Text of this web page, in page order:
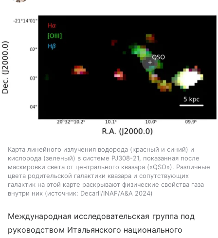
Карта линейного излучения водорода (красный и синий) и
кислорода (зеленый) в системе PJ308-21, показанная после
маскировки света от центрального квазара («QSO»). Различные
цвета родительской галактики квазара и сопутствующих
галактик на этой карте раскрывают физические свойства газа
внутри них
источник: Decarli/INAF/A&A 2024
Международная исследовательская группа под
руководством Итальянского национального